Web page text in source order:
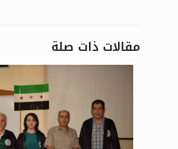
مقالات ذات صلة